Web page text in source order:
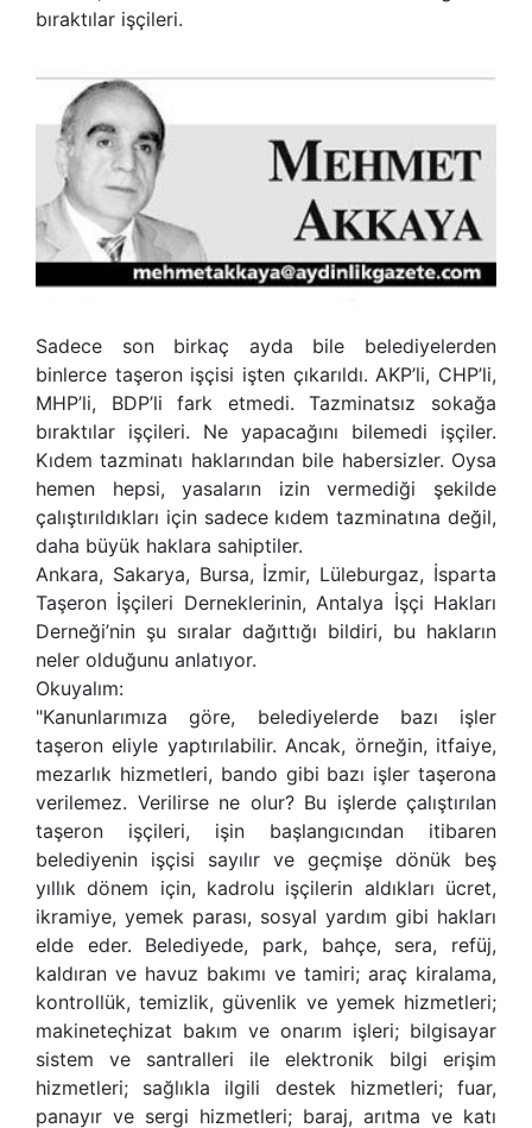
bıraktılar işçileri.
Sadece son birkaç ayda bile belediyelerden
binlerce taşeron işçisi işten çıkarıldı. AKP’li, CHP’li,
MHP’li, BDP’li fark etmedi. Tazminatsız sokağa
bıraktılar işçileri. Ne yapacağını bilemedi işçiler.
Kıdem tazminatı haklarından bile habersizler. Oysa
hemen hepsi, yasaların izin vermediği şekilde
çalıştırıldıkları için sadece kıdem tazminatına değil,
daha büyük haklara sahiptiler.
Ankara, Sakarya, Bursa, İzmir, Lüleburgaz, İsparta
Taşeron İşçileri Derneklerinin, Antalya İşçi Hakları
Derneği’nin şu sıralar dağıttığı bildiri, bu hakların
neler olduğunu anlatıyor.
Okuyalım:
"Kanunlarımıza göre, belediyelerde bazı işler
taşeron eliyle yaptırılabilir. Ancak, örneğin, itfaiye,
mezarlık hizmetleri, bando gibi bazı işler taşerona
verilemez. Verilirse ne olur? Bu işlerde çalıştırılan
taşeron işçileri, işin başlangıcından itibaren
belediyenin işçisi sayılır ve geçmişe dönük beş
yıllık dönem için, kadrolu işçilerin aldıkları ücret,
ikramiye, yemek parası, sosyal yardım gibi hakları
elde eder. Belediyede, park, bahçe, sera, refüj,
kaldıran ve havuz bakımı ve tamiri; araç kiralama,
kontrollük, temizlik, güvenlik ve yemek hizmetleri;
makineteçhizat bakım ve onarım işleri; bilgisayar
sistem ve santralleri ile elektronik bilgi erişim
hizmetleri; sağlıkla ilgili destek hizmetleri; fuar,
panayır ve sergi hizmetleri; baraj, arıtma ve katı